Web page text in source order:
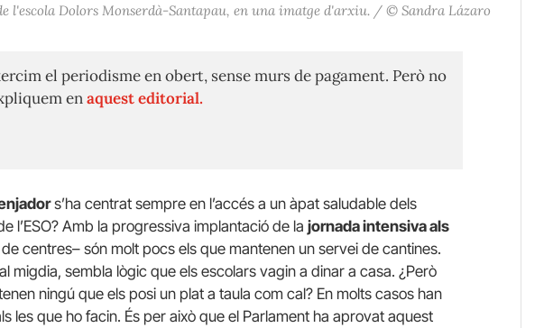
l'escola Dolors Monserdà-Santapau, en una imatge d'arxiu. / © Sandra Lázaro
el periodisme en obert, sense murs de pagament. Però no
enaquest editorial.
s’ha centrat sempre en l’accés a un àpat saludable dels
l’ESO? Amb la progressiva implantació de la jornada intensiva als
centres– són molt pocs els que mantenen un servei de cantines.
migdia, sembla lògic que els escolars vagin a dinar a casa. ¿Però
ningú que els posi un plat a taula com cal? En molts casos han
les que ho facin. És per això que el Parlament ha aprovat aquest